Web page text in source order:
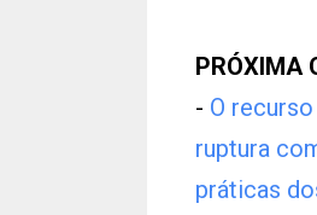
PRÓXIMA
- O
ruptura
práticas